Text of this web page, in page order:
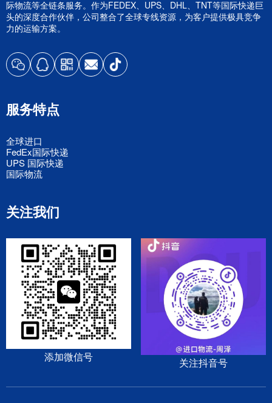
际物流等全链条服务。作为FEDEX、UPS、DHL、TNT等国际快递巨
头的深度合作伙伴，公司整合了全球专线资源，为客户提供极具竞争
力的运输方案。
服务特点
全球进口
FedEx国际快递
UPS 国际快递
国际物流
关注我们
添加微信号 关注抖音号